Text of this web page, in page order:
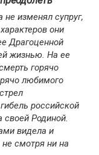
не изменял супруг,
они
Драгоценной
жизнью. На ее
горячо
любимого
российской
своей Родиной.
видела и
смотря ни на